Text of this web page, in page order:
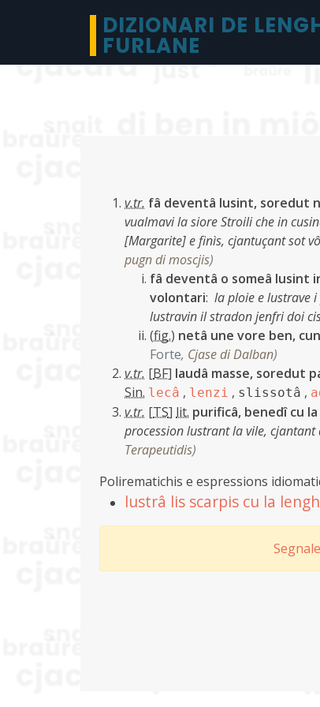
DIZIONARI DE
FURLANE
v.tr. fâ deventâ lusint, soredut
vualmavi la siore Stroili che in
[Margarite] e finìs, cjantuçant sot
pugn di moscjis)
fâ deventâ o someâ lusint
volontari: la ploie e lustrave
lustravin il stradon jenfri doi
(fig.) netâ une vore ben,
Forte, Cjase di Dalban)
v.tr. [BF] laudâ masse, soredut
Sin. lecâ , lenzi , slissotâ ,
v.tr. [TS] lit. purificâ, benedî cu
procession lustrant la vile, cjantant
Terapeutidis)
Polirematichis e espressions
lustrâ lis scarpis cu la